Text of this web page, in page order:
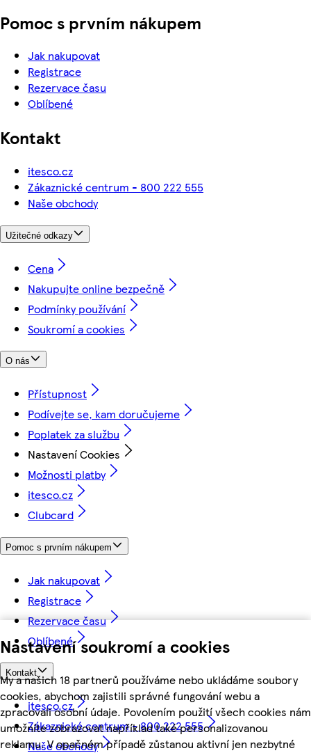
Nastavení soukromí a cookies
My a našich 18 partnerů používáme nebo ukládáme soubory
cookies, abychom zajistili správné fungování webu a
zpracovali osobní údaje. Povolením použití všech cookies nám
umožníte zobrazovat například také personalizovanou
reklamu. V opačném případě zůstanou aktivní jen nezbytné
Pomoc s prvním nákupem
Jak nakupovat
Registrace
Rezervace času
Oblíbené
Kontakt
itesco.cz
Zákaznické centrum - 800 222 555
Naše obchody
Užitečné odkazy
Cena
Nakupujte online bezpečně
Podmínky používání
Soukromí a cookies
O nás
Přístupnost
Podívejte se, kam doručujeme
Poplatek za službu
Nastavení Cookies
Možnosti platby
itesco.cz
Clubcard
Pomoc s prvním nákupem
Jak nakupovat
Registrace
Rezervace času
Oblíbené
Kontakt
itesco.cz
Zákaznické centrum - 800 222 555
Naše obchody